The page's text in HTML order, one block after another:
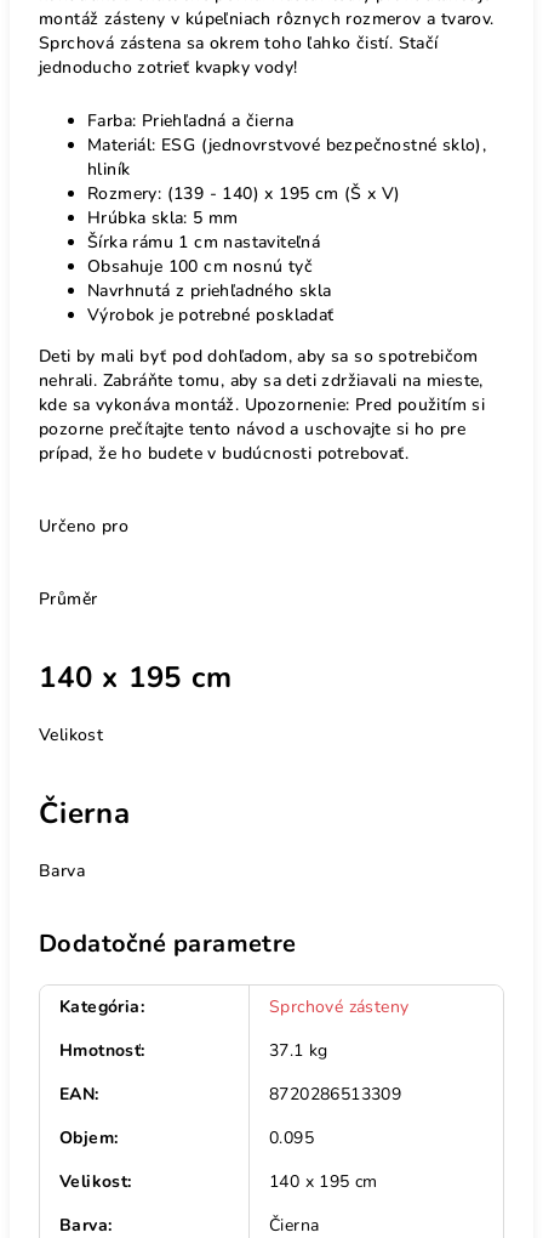
montáž zásteny v kúpeľniach rôznych rozmerov a tvarov.
Sprchová zástena sa okrem toho ľahko čistí. Stačí
jednoducho zotrieť kvapky vody!
Farba: Priehľadná a čierna
Materiál: ESG (jednovrstvové bezpečnostné sklo),
hliník
Rozmery: (139 - 140) x 195 cm (Š x V)
Hrúbka skla: 5 mm
Šírka rámu 1 cm nastaviteľná
Obsahuje 100 cm nosnú tyč
Navrhnutá z priehľadného skla
Výrobok je potrebné poskladať
Deti by mali byť pod dohľadom, aby sa so spotrebičom
nehrali. Zabráňte tomu, aby sa deti zdržiavali na mieste,
kde sa vykonáva montáž. Upozornenie: Pred použitím si
pozorne prečítajte tento návod a uschovajte si ho pre
prípad, že ho budete v budúcnosti potrebovať.
Určeno pro
Průměr
140 x 195 cm
Velikost
Čierna
Barva
Dodatočné parametre
Kategória:
Sprchové zásteny
Hmotnosť:
37.1 kg
EAN:
8720286513309
Objem:
0.095
Velikost:
140 x 195 cm
Barva:
Čierna